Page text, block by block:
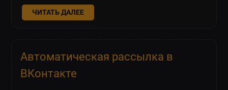
ЧИТАТЬ ДАЛЕЕ
Автоматическая рассылка в
ВКонтакте